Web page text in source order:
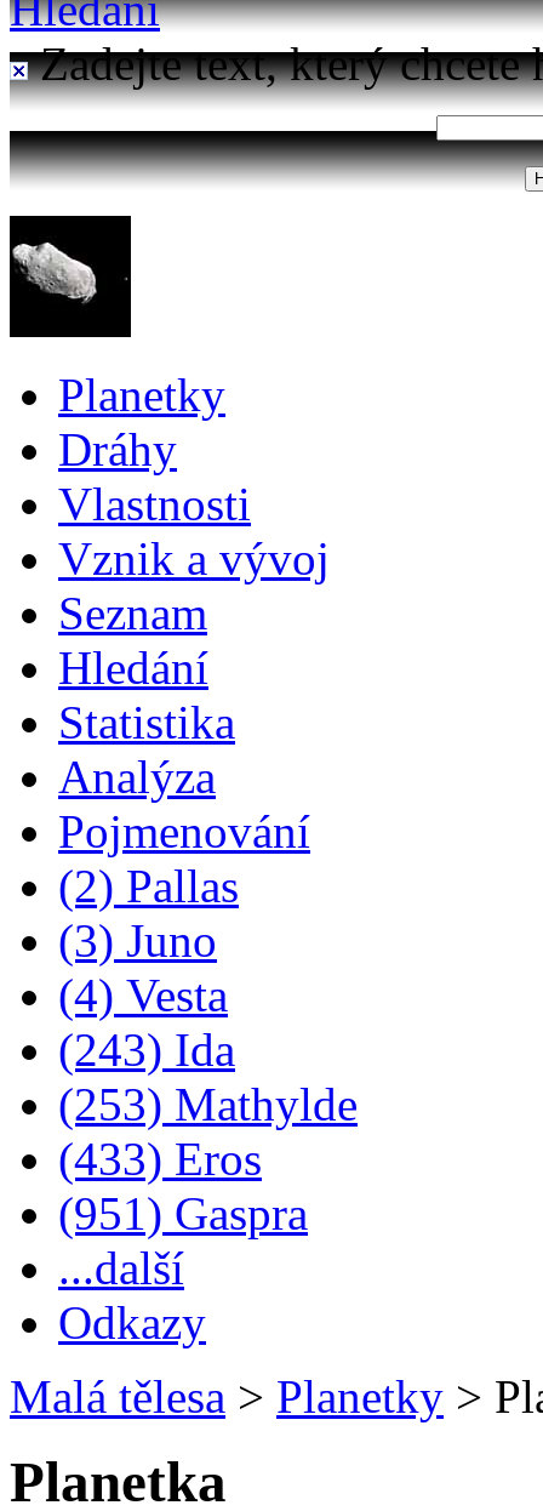
Zadejte text, který chcete
Planetky
Dráhy
Vlastnosti
Vznik a vývoj
Seznam
Hledání
Statistika
Analýza
Pojmenování
(2) Pallas
(3) Juno
(4) Vesta
(243) Ida
(253) Mathylde
(433) Eros
(951) Gaspra
...další
Odkazy
Malá tělesa > Planetky >
Planetka